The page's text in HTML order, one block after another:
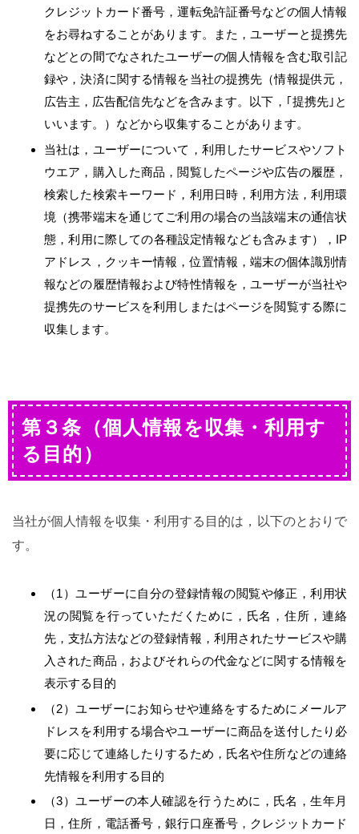
クレジットカード番号，運転免許証番号などの個人情報
をお尋ねすることがあります。また，ユーザーと提携先
などとの間でなされたユーザーの個人情報を含む取引記
録や，決済に関する情報を当社の提携先（情報提供元，
広告主，広告配信先などを含みます。以下，｢提携先｣と
いいます。）などから収集することがあります。
当社は，ユーザーについて，利用したサービスやソフト
ウエア，購入した商品，閲覧したページや広告の履歴，
検索した検索キーワード，利用日時，利用方法，利用環
境（携帯端末を通じてご利用の場合の当該端末の通信状
態，利用に際しての各種設定情報なども含みます），IP
アドレス，クッキー情報，位置情報，端末の個体識別情
報などの履歴情報および特性情報を，ユーザーが当社や
提携先のサービスを利用しまたはページを閲覧する際に
収集します。
第３条（個人情報を収集・利用す
る目的）
当社が個人情報を収集・利用する目的は，以下のとおりで
す。
（1）ユーザーに自分の登録情報の閲覧や修正，利用状
況の閲覧を行っていただくために，氏名，住所，連絡
先，支払方法などの登録情報，利用されたサービスや購
入された商品，およびそれらの代金などに関する情報を
表示する目的
（2）ユーザーにお知らせや連絡をするためにメールア
ドレスを利用する場合やユーザーに商品を送付したり必
要に応じて連絡したりするため，氏名や住所などの連絡
先情報を利用する目的
（3）ユーザーの本人確認を行うために，氏名，生年月
日，住所，電話番号，銀行口座番号，クレジットカード